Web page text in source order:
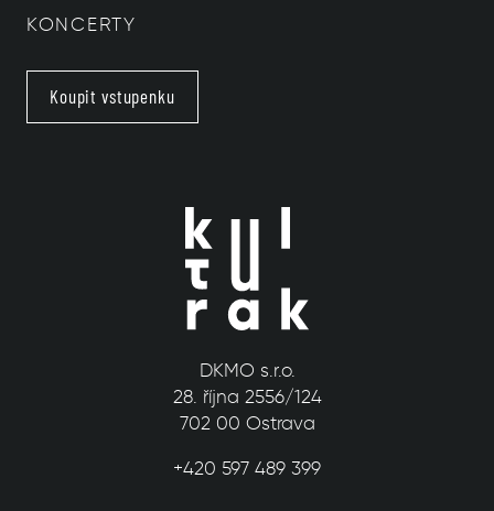
KONCERTY
Koupit vstupenku
DKMO s.r.o.
28. října 2556/124
702 00 Ostrava
+420 597 489 399